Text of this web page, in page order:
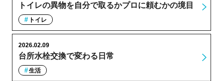
トイレの異物を自分で取るかプロに頼むかの境目
トイレ
台所水栓交換で変わる日常
2026.02.09
生活